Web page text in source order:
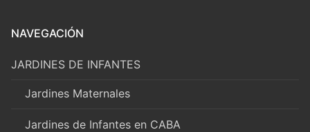
NAVEGACIÓN
JARDINES DE INFANTES
Jardines Maternales
Jardines de Infantes en CABA